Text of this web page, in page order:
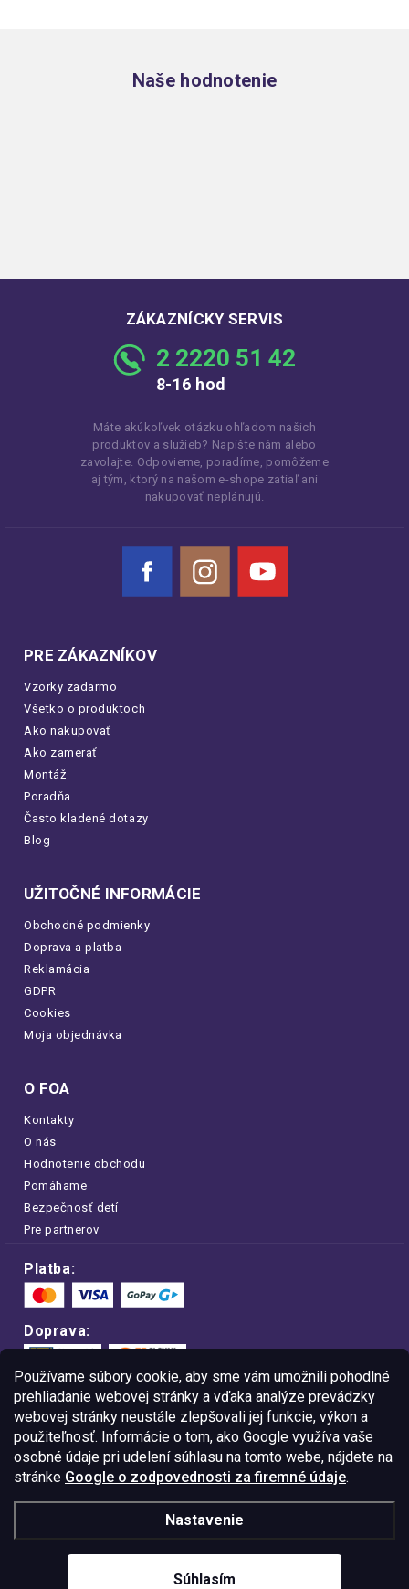
Používame súbory cookie, aby sme vám umožnili pohodlné
prehliadanie webovej stránky a vďaka analýze prevádzky
webovej stránky neustále zlepšovali jej funkcie, výkon a
použiteľnosť. Informácie o tom, ako Google využíva vaše
osobné údaje pri udelení súhlasu na tomto webe, nájdete na
stránke Google o zodpovednosti za firemné údaje.
Nastavenie
Súhlasím
Naše hodnotenie
ZÁKAZNÍCKY SERVIS
2 2220 51 42
8-16 hod
Máte akúkoľvek otázku ohľadom našich
produktov a služieb? Napíšte nám alebo
zavolajte. Odpovieme, poradíme, pomôžeme
aj tým, ktorý na našom e-shope zatiaľ ani
nakupovať neplánujú.
Facebook Instagram YouTube
PRE ZÁKAZNÍKOV
Vzorky zadarmo
Všetko o produktoch
Ako nakupovať
Ako zamerať
Montáž
Poradňa
Často kladené dotazy
Blog
UŽITOČNÉ INFORMÁCIE
Obchodné podmienky
Doprava a platba
Reklamácia
GDPR
Cookies
Moja objednávka
O FOA
Kontakty
O nás
Hodnotenie obchodu
Pomáhame
Bezpečnosť detí
Pre partnerov
Platba:
Doprava:
Nakupujte na FOA bezpečne a bez obáv.
Vďaka protokolu HTTPS sú vaše citlivé
dáta v úplnom bezpečí.
© Copyright2026Westlogic Slovakia s.r.o.,
Gajova 4, Bratislava, 811 09